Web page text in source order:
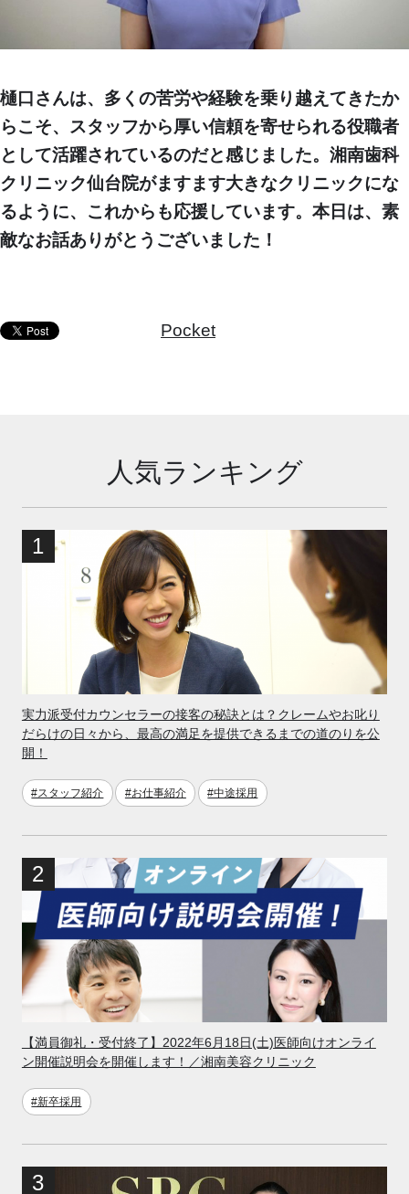
樋口さんは、多くの苦労や経験を乗り越えてきたか
らこそ、スタッフから厚い信頼を寄せられる役職者
として活躍されているのだと感じました。湘南歯科
クリニック仙台院がますます大きなクリニックにな
るように、これからも応援しています。本日は、素
敵なお話ありがとうございました！
Pocket
人気ランキング
実力派受付カウンセラーの接客の秘訣とは？クレームやお叱り
だらけの日々から、最高の満足を提供できるまでの道のりを公
開！
#スタッフ紹介 #お仕事紹介 #中途採用
【満員御礼・受付終了】2022年6月18日(土)医師向けオンライ
ン開催説明会を開催します！／湘南美容クリニック
#新卒採用